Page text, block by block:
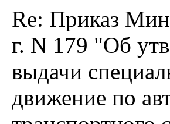
Re: Приказ
г. N 179 "Об
выдачи
движение по